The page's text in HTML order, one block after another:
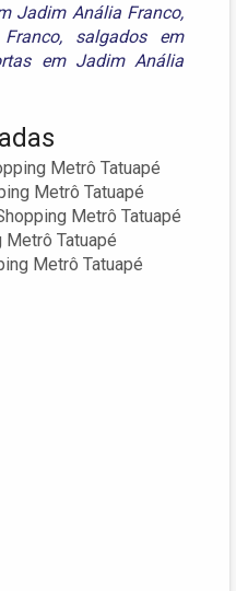
Jadim Anália Franco,
, salgados em
em Jadim Anália
Metrô Tatuapé
Metrô Tatuapé
Metrô Tatuapé
Metrô Tatuapé
Metrô Tatuapé